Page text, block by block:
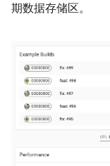
期数据存储区。